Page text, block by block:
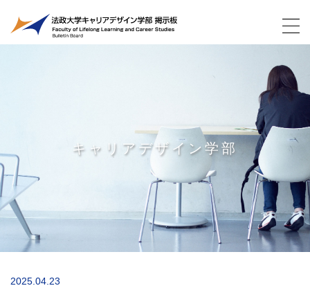
キャリアデザイン学部
2025.04.23